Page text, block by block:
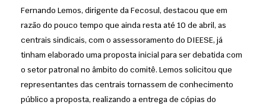
Fernando Lemos, dirigente da Fecosul, destacou que em
razão do pouco tempo que ainda resta até 10 de abril, as
centrais sindicais, com o assessoramento do DIEESE, já
tinham elaborado uma proposta inicial para ser debatida com
o setor patronal no âmbito do comitê. Lemos solicitou que
representantes das centrais tornassem de conhecimento
público a proposta, realizando a entrega de cópias do